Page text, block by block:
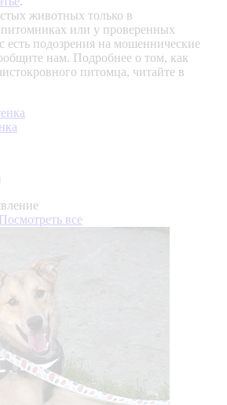
животных только в
или у проверенных
есть подозрения на мошеннические
нам. Подробнее о том, как
питомца, читайте в
Посмотреть все